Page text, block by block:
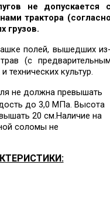
не допускается
трактора
грузов.
полей, вышедших
(с
культур.
не должна превышать
до 3,0 МПа. Высота
20 см.Наличие на
соломы не